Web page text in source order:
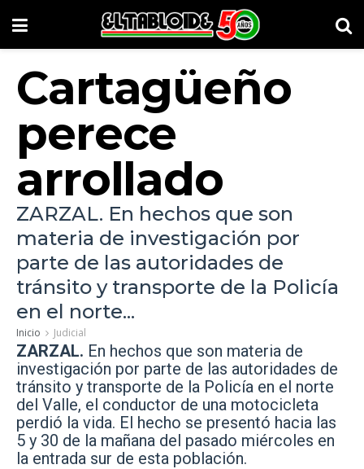
Cartagüeño
perece
arrollado
ZARZAL. En hechos que son
materia de investigación por
parte de las autoridades de
tránsito y transporte de la Policía
en el norte...
Inicio Judicial
ZARZAL. En hechos que son materia de
investigación por parte de las autoridades de
tránsito y transporte de la Policía en el norte
del Valle, el conductor de una motocicleta
perdió la vida. El hecho se presentó hacia las
5 y 30 de la mañana del pasado miércoles en
la entrada sur de esta población.